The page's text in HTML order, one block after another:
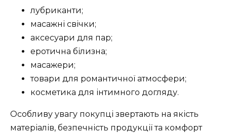
лубриканти;
масажні свічки;
аксесуари для пар;
еротична білизна;
масажери;
товари для романтичної атмосфери;
косметика для інтимного догляду.
Особливу увагу покупці звертають на якість
матеріалів, безпечність продукції та комфорт